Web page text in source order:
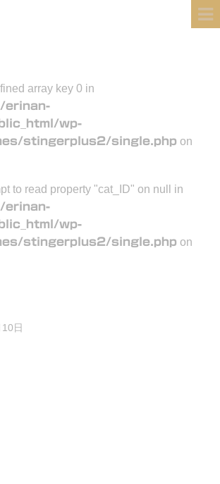
array key 0 in
erinan-
wp-
stingerplus2/single.php on
to read property "cat_ID" on null in
erinan-
wp-
stingerplus2/single.php on
日